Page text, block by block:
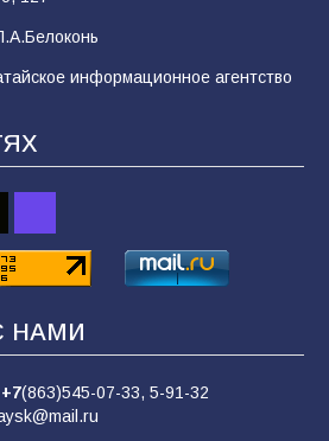
35 дети освоили
в ходе
до последнего: герой
в финал Всероссийского
информационное агентство
НАМИ
+7(863)545-07-33, 5-91-32